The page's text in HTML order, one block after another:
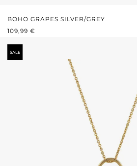
BOHO GRAPES SILVER/GREY
REGULÄRER PREIS:
109,99 €
SALE